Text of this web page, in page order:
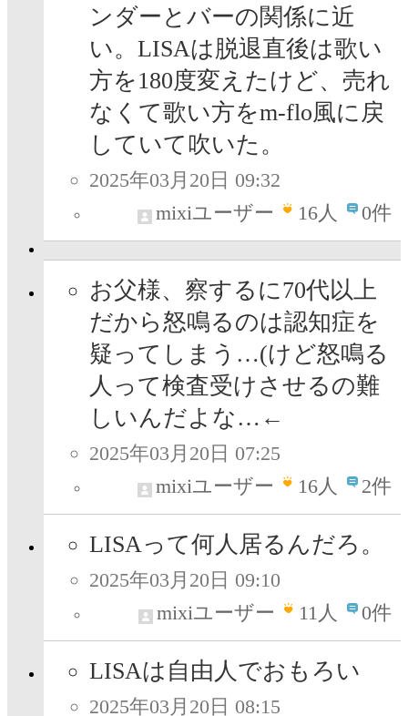
ンダーとバーの関係に近
い。LISAは脱退直後は歌い
方を180度変えたけど、売れ
なくて歌い方をm-flo風に戻
していて吹いた。
2025年03月20日 09:32
mixiユーザー
16人 0件
お父様、察するに70代以上
だから怒鳴るのは認知症を
疑ってしまう…(けど怒鳴る
人って検査受けさせるの難
しいんだよな…←
2025年03月20日 07:25
mixiユーザー
16人 2件
LISAって何人居るんだろ。
2025年03月20日 09:10
mixiユーザー
11人 0件
LISAは自由人でおもろい
2025年03月20日 08:15